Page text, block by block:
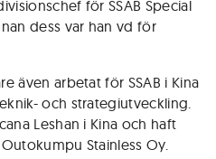
för SSAB Special
dess var han vd för
även arbetat för SSAB i Kina
och strategiutveckling.
Leshan i Kina och haft
Stainless Oy.